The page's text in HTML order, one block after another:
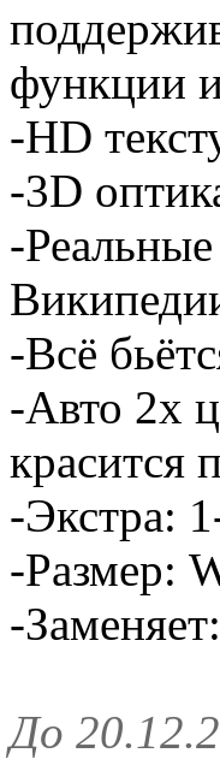
функции
-HD
-3D
-
-Всё
-Авто 2х
красится
-Экстра:
-Размер:
-
До